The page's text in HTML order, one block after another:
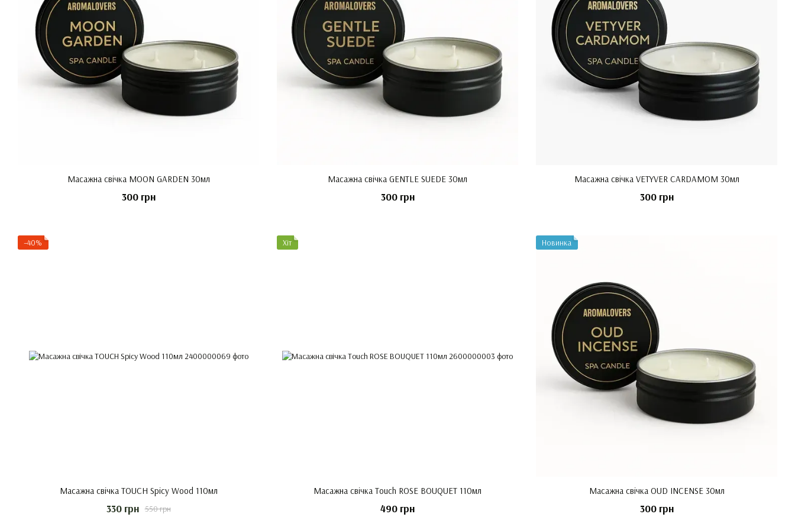
Масажна свічка MOON GARDEN 30мл
300 грн
Масажна свічка GENTLE SUEDE 30мл
300 грн
Масажна свічка VETYVER CARDAMOM 30мл
300 грн
−40%
Масажна свічка TOUCH Spicy Wood 110мл
550 грн
330 грн
Хіт
Масажна свічка Touch ROSE BOUQUET 110мл
490 грн
Новинка
Масажна свічка OUD INCENSE 30мл
300 грн